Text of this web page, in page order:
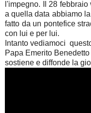
l'impegno. Il 28
a quella data abbiamo
fatto da un pontefice
con lui e per lui.
Intanto vediamoci
Papa Emerito
sostiene e diffonde la